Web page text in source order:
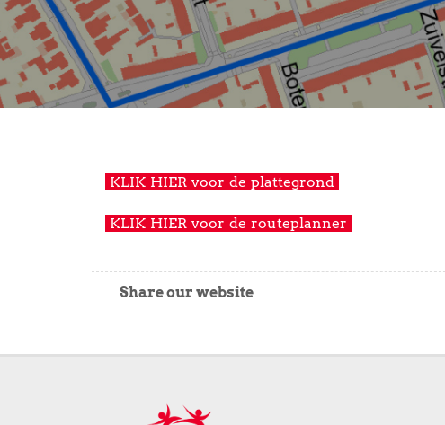
KLIK HIER voor de plattegrond
KLIK HIER voor de routeplanner
Share our website